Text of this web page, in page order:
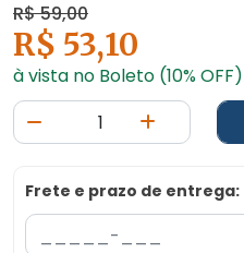
R$ 59,00
R$ 53,10
à vista no Boleto (10% OFF)
Frete e prazo de entrega: